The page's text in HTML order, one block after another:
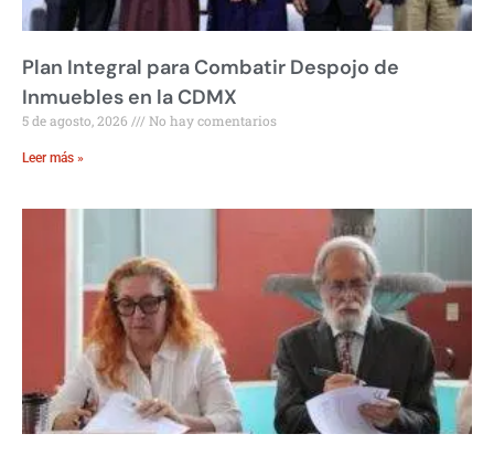
Plan Integral para Combatir Despojo de
Inmuebles en la CDMX
5 de agosto, 2026 No hay comentarios
Leer más »